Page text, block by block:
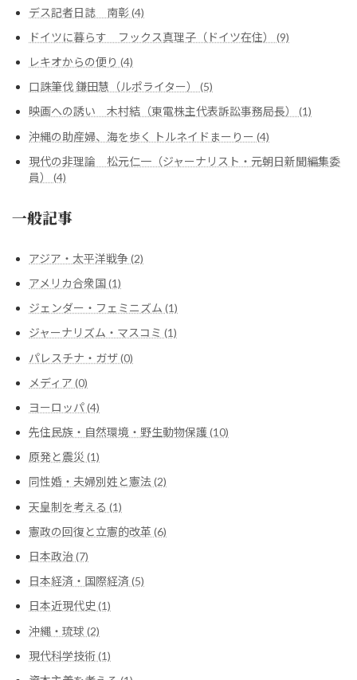
デス記者日誌 南彰 (4)
ドイツに暮らす フックス真理子（ドイツ在住） (9)
レキオからの便り (4)
口誅筆伐 鎌田慧（ルポライター） (5)
映画への誘い 木村結（東電株主代表訴訟事務局長） (1)
沖縄の助産婦、海を歩く トルネイドまーりー (4)
現代の非理論 松元仁一（ジャーナリスト・元朝日新聞編集委
員） (4)
一般記事
アジア・太平洋戦争 (2)
アメリカ合衆国 (1)
ジェンダー・フェミニズム (1)
ジャーナリズム・マスコミ (1)
パレスチナ・ガザ (0)
メディア (0)
ヨーロッパ (4)
先住民族・自然環境・野生動物保護 (10)
原発と震災 (1)
同性婚・夫婦別姓と憲法 (2)
天皇制を考える (1)
憲政の回復と立憲的改革 (6)
日本政治 (7)
日本経済・国際経済 (5)
日本近現代史 (1)
沖縄・琉球 (2)
現代科学技術 (1)